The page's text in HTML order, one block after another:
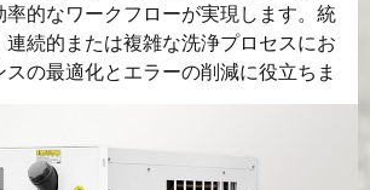
率的なワークフローが実現します。統
続的または複雑な洗浄プロセスにお
の最適化とエラーの削減に役立ちま